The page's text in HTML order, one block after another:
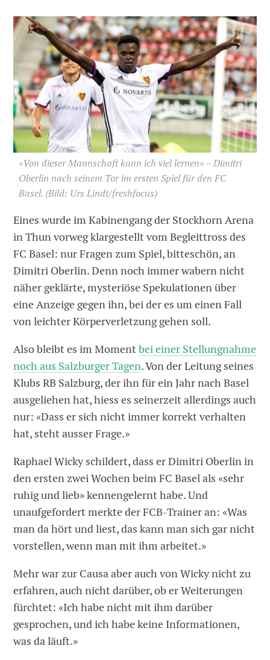
«Von dieser Mannschaft kann ich viel lernen» – Dimitri
Oberlin nach seinem Tor im ersten Spiel für den FC
Basel. (Bild: Urs Lindt/freshfocus)
Eines wurde im Kabinengang der Stockhorn Arena
in Thun vorweg klargestellt vom Begleittross des
FC Basel: nur Fragen zum Spiel, bitteschön, an
Dimitri Oberlin. Denn noch immer wabern nicht
näher geklärte, mysteriöse Spekulationen über
eine Anzeige gegen ihn, bei der es um einen Fall
von leichter Körperverletzung gehen soll.
Also bleibt es im Momentbei einer Stellungnahme
noch aus Salzburger Tagen. Von der Leitung seines
Klubs RB Salzburg, der ihn für ein Jahr nach Basel
ausgeliehen hat, hiess es seinerzeit allerdings auch
nur: «Dass er sich nicht immer korrekt verhalten
hat, steht ausser Frage.»
Raphael Wicky schildert, dass er Dimitri Oberlin in
den ersten zwei Wochen beim FC Basel als «sehr
ruhig und lieb» kennengelernt habe. Und
unaufgefordert merkte der FCB-Trainer an: «Was
man da hört und liest, das kann man sich gar nicht
vorstellen, wenn man mit ihm arbeitet.»
Mehr war zur Causa aber auch von Wicky nicht zu
erfahren, auch nicht darüber, ob er Weiterungen
fürchtet: «Ich habe nicht mit ihm darüber
gesprochen, und ich habe keine Informationen,
was da läuft.»